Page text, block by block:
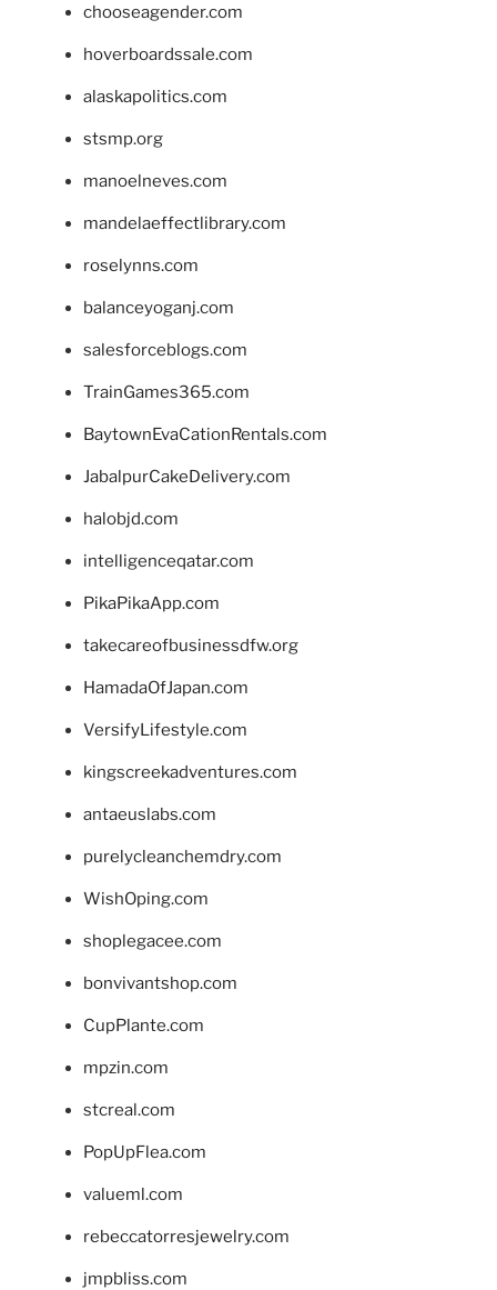
chooseagender.com
hoverboardssale.com
alaskapolitics.com
stsmp.org
manoelneves.com
mandelaeffectlibrary.com
roselynns.com
balanceyoganj.com
salesforceblogs.com
TrainGames365.com
BaytownEvaCationRentals.com
JabalpurCakeDelivery.com
halobjd.com
intelligenceqatar.com
PikaPikaApp.com
takecareofbusinessdfw.org
HamadaOfJapan.com
VersifyLifestyle.com
kingscreekadventures.com
antaeuslabs.com
purelycleanchemdry.com
WishOping.com
shoplegacee.com
bonvivantshop.com
CupPlante.com
mpzin.com
stcreal.com
PopUpFlea.com
valueml.com
rebeccatorresjewelry.com
jmpbliss.com